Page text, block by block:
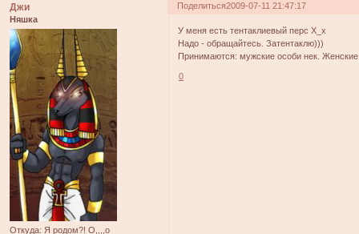
Поделиться2009-07-11 21:47:17
Джи
Няшка
Откуда: Я родом?! О,,,,о
У меня есть тентаклиевый перс Х_х
Надо - обращайтесь. Затентаклю)))
Принимаются: мужские особи нек.
0